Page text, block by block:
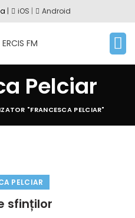
| iOS | Android
Pelciar
"FRANCESCA PELCIAR"
PELCIAR
sfinților